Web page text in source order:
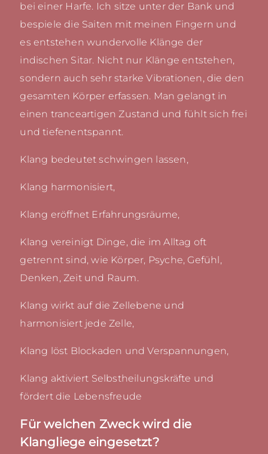
bei einer Harfe. Ich sitze unter der Bank und
bespiele die Saiten mit meinen Fingern und
es entstehen wundervolle Klänge der
indischen Sitar. Nicht nur Klänge entstehen,
sondern auch sehr starke Vibrationen, die den
gesamten Körper erfassen. Man gelangt in
einen tranceartigen Zustand und fühlt sich frei
und tiefenentspannt.
Klang bedeutet schwingen lassen,
Klang harmonisiert,
Klang eröffnet Erfahrungsräume,
Klang vereinigt Dinge, die im Alltag oft
getrennt sind, wie Körper, Psyche, Gefühl,
Denken, Zeit und Raum.
Klang wirkt auf die Zellebene und
harmonisiert jede Zelle,
Klang löst Blockaden und Verspannungen,
Klang aktiviert Selbstheilungskräfte und
fördert die Lebensfreude
Für welchen Zweck wird die
Klangliege eingesetzt?